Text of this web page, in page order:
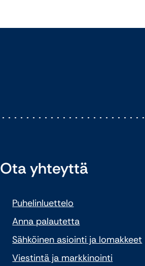
Ota yhteyttä
Puhelinluettelo
Anna palautetta
Sähköinen asiointi ja lomakkeet
Viestintä ja markkinointi